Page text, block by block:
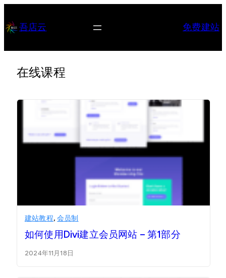
至 吾店云 免费建站
在线课程
建站教程,会员制
如何使用Divi建立会员网站 – 第1部分
2024年11月18日